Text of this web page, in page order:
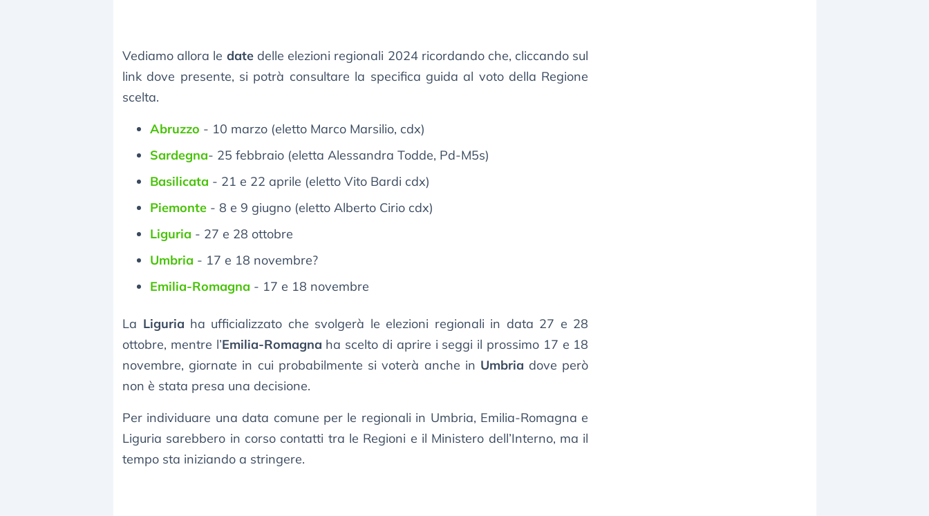
Vediamo allora le datedelle elezioni regionali 2024 ricordando che, cliccando sul
link dove presente, si potrà consultare la specifica guida al voto della Regione
scelta.
Abruzzo - 10 marzo (eletto Marco Marsilio, cdx)
Sardegna- 25 febbraio (eletta Alessandra Todde, Pd-M5s)
Basilicata - 21 e 22 aprile (eletto Vito Bardi cdx)
Piemonte - 8 e 9 giugno (eletto Alberto Cirio cdx)
Liguria - 27 e 28 ottobre
Umbria - 17 e 18 novembre?
Emilia-Romagna - 17 e 18 novembre
La Liguria ha ufficializzato che svolgerà le elezioni regionali in data 27 e 28
ottobre, mentre l’Emilia-Romagna ha scelto di aprire i seggi il prossimo 17 e 18
novembre, giornate in cui probabilmente si voterà anche in Umbriadove però
non è stata presa una decisione.
Per individuare una data comune per le regionali in Umbria, Emilia-Romagna e
Liguria sarebbero in corso contatti tra le Regioni e il Ministero dell’Interno, ma il
tempo sta iniziando a stringere.